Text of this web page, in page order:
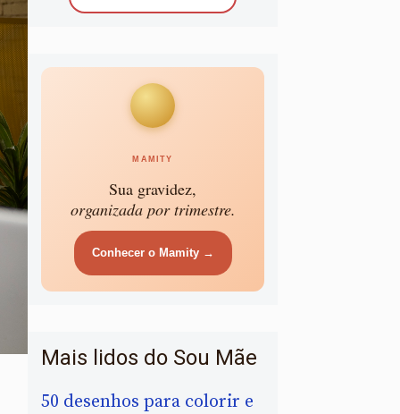
MAMITY
Sua gravidez,
organizada por trimestre.
Conhecer o Mamity →
Mais lidos do Sou Mãe
50 desenhos para colorir e